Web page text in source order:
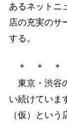
あるネットニ
店の充実のサ
する。
＊ ＊ ＊
東京・渋谷
い続けていま
（仮）とい